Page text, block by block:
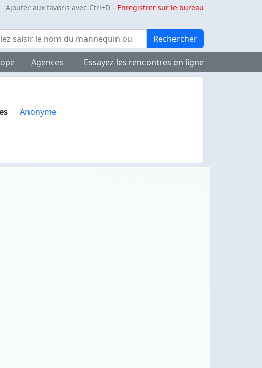
Ajouter aux favoris avec Ctrl+D - Enregistrer sur le bureau
Rechercher
Agences Essayez les rencontres en ligne
Anonyme